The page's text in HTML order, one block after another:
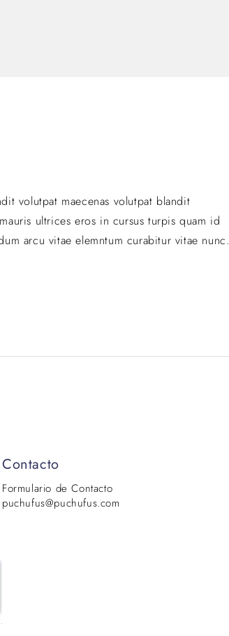
volutpat maecenas volutpat blandit
ultrices eros in cursus turpis quam id
arcu vitae elemntum curabitur vitae nunc.
Contacto
Formulario de Contacto
puchufus@puchufus.com